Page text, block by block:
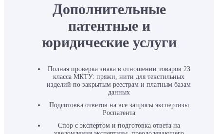
Дополнительные
патентные и
юридические услуги
Полная проверка знака в отношении товаров 23
класса МКТУ: пряжи, нити для текстильных
изделий по закрытым реестрам и платным базам
данных
Подготовка ответов на все запросы экспертизы
Роспатента
Спор с экспертом и подготовка ответа на